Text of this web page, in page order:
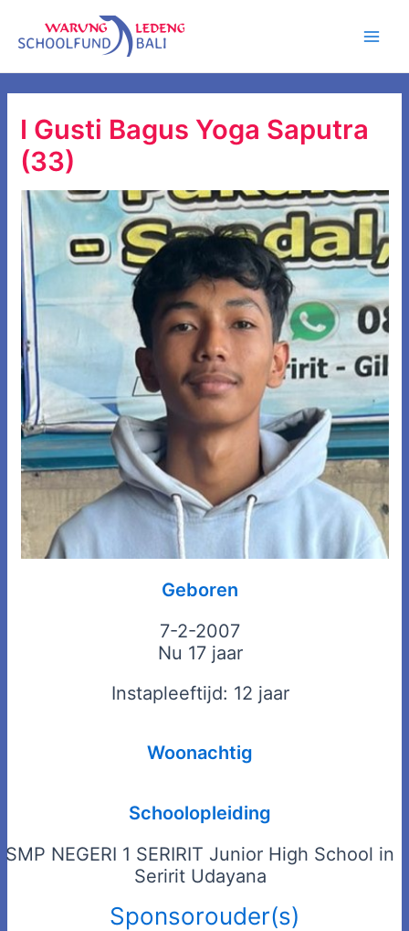
inhoud
I Gusti Bagus Yoga Saputra
(33)
Geboren
7-2-2007
Nu 17 jaar
Instapleeftijd: 12 jaar
Woonachtig
Schoolopleiding
SMP NEGERI 1 SERIRIT Junior High School in
Seririt Udayana
Sponsorouder(s)